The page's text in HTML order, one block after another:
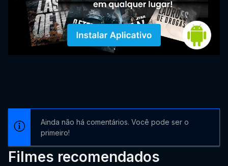
Ainda não há comentários. Você pode ser o
primeiro!
Filmes recomendados